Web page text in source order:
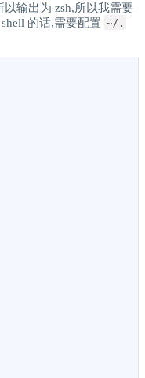
输出为 zsh,所以我需要
的话,需要配置 ~/.